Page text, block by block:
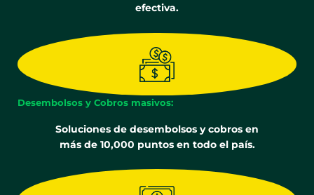
efectiva.
Desembolsos y Cobros masivos:
Soluciones de desembolsos y cobros en
más de 10,000 puntos en todo el país.